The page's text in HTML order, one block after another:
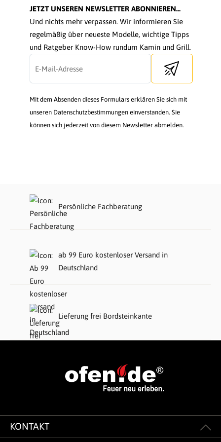
JETZT UNSEREN NEWSLETTER ABONNIEREN...
Und nichts mehr verpassen. Wir informieren Sie
regelmäßig über neueste Modelle, wichtige Tipps
und Ratgeber Know-How rundum Kamin und Grill.
Send newsletter
Mit dem Absenden dieses Formulars erklären Sie sich mit
unseren Datenschutzbestimmungen einverstanden. Sie
können sich jederzeit von diesem Newsletter abmelden.
Persönliche Fachberatung
ab 99 Euro kostenloser Versand in
Deutschland
Lieferung frei Bordsteinkante
KONTAKT